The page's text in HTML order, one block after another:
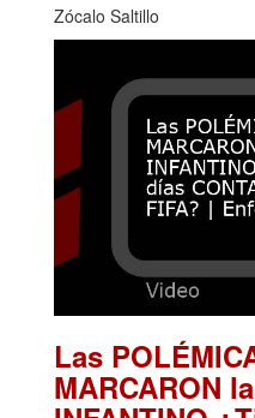
Zócalo Saltillo
Las
MARCARON